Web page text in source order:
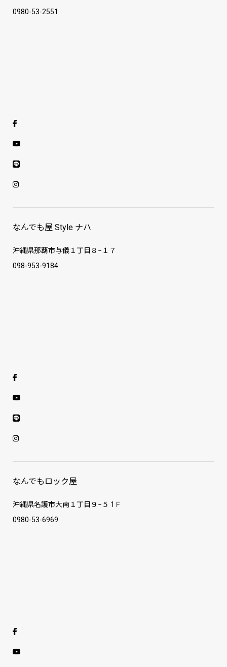
0980-53-2551
なんでも屋 Style ナハ
沖縄県那覇市与儀１丁目８−１７
098-953-9184
なんでもロック屋
沖縄県名護市大南１丁目９−５ 1Ｆ
0980-53-6969